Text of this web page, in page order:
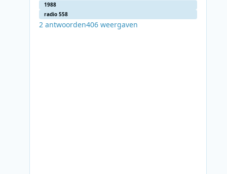
1988
radio 558
2 antwoorden406 weergaven